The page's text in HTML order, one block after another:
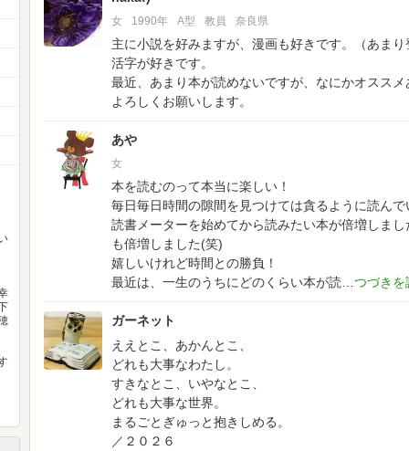
女 1990年 A型 教員 奈良県
主に小説を好みますが、漫画も好きです。（あま
活字が好きです。
最近、あまり本が読めないですが、なにかオスス
よろしくお願いします。
あや
女
本を読むのって本当に楽しい！
毎日毎日時間の隙間を見つけては貪るように読んで
読書メーターを始めてから読みたい本が倍増しま
も倍増しました(笑)
嬉しいけれど時間との勝負！
最近は、一生のうちにどのくらい本が読
ガーネット
ええとこ、あかんとこ、
どれも大事なわたし。
すきなとこ、いやなとこ、
どれも大事な世界。
まるごとぎゅっと抱きしめる。
／２０２６